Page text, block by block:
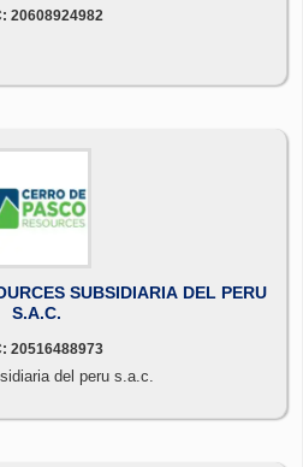
20608924982
SUBSIDIARIA DEL PERU
S.A.C.
20516488973
del peru s.a.c.